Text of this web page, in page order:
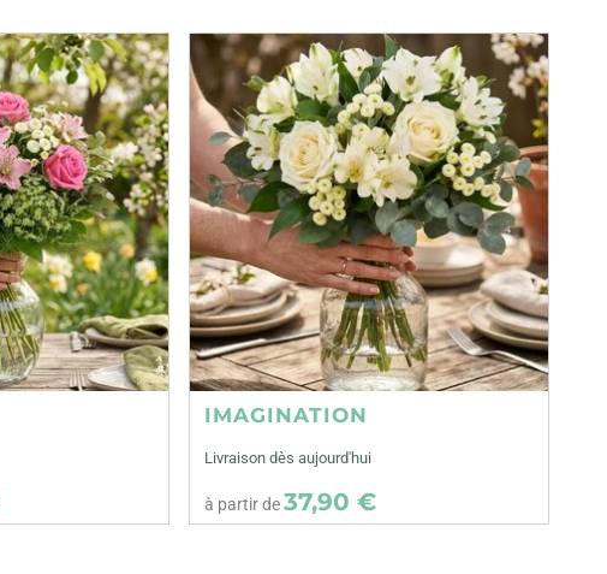
IMAGINATION
Livraison dès aujourd'hui
à partir de37,90 €